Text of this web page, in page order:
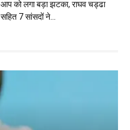
आप को लगा बड़ा झटका, राघव चड्ढा
सहित 7 सांसदों ने...